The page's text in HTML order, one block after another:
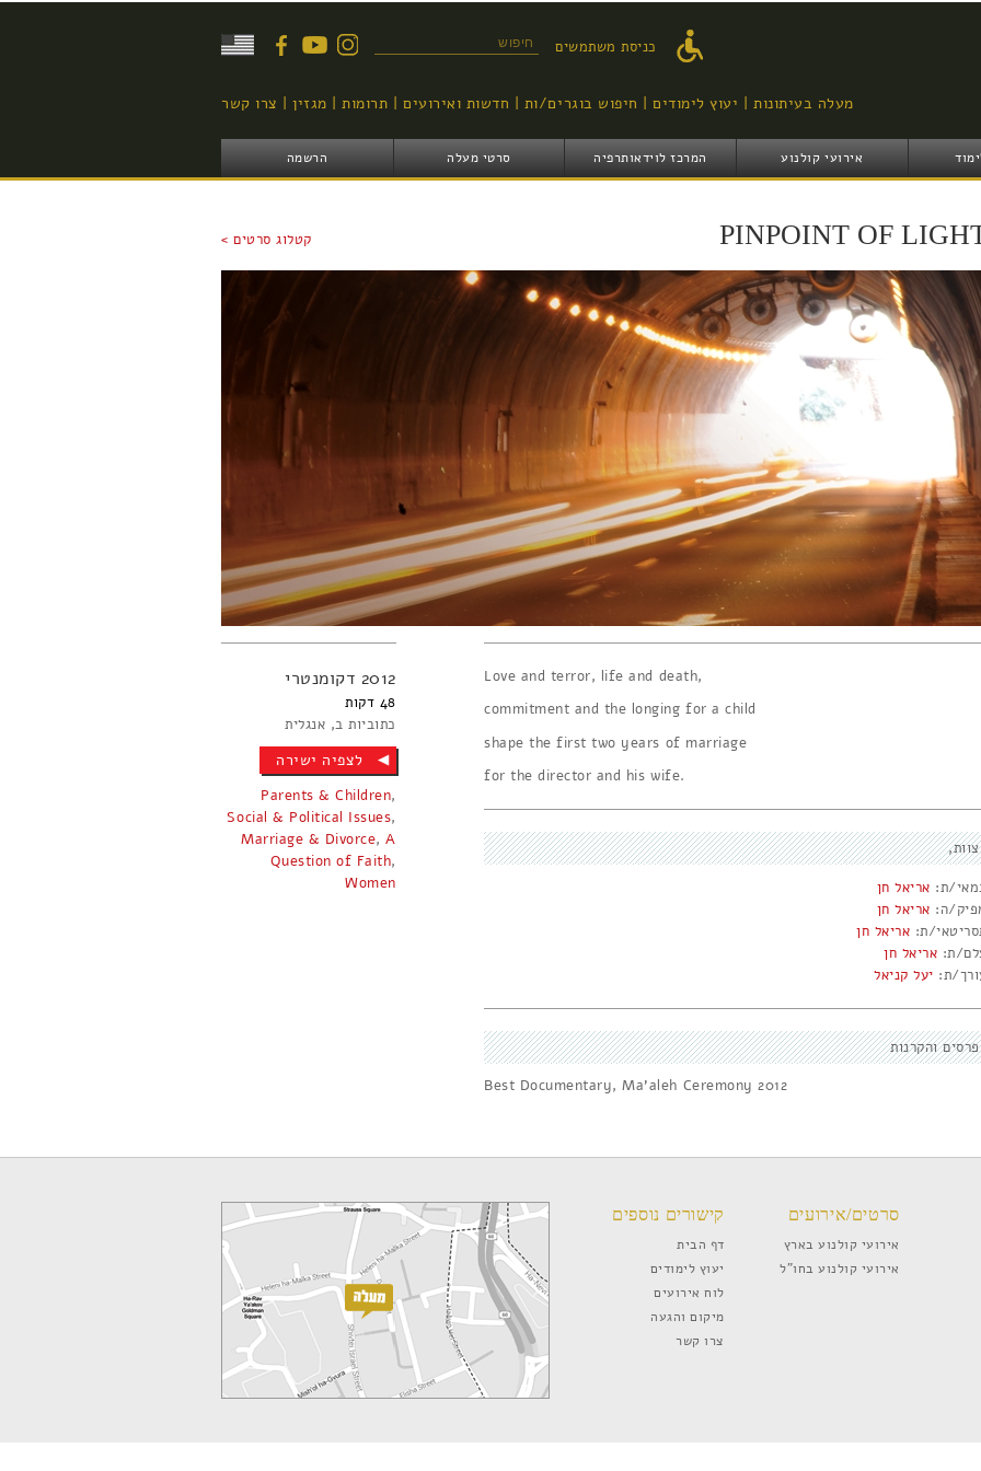
העיקרי
טופס חיפוש כניסת משתמשים
מעלה בעיתונות יעוץ לימודים חיפוש בוגרים/ות חדשות ואירועים תרומות מגזין צרו קשר
אירועי קולנוע המרכז לוידאותרפיה סרטי מעלה הרשמה
PINPOINT OF קטלוג סרטים >
Love and terror, life and death,
commitment and the longing for a child
shape the first two years of marriage
for the director and his wife.
צוות
ת: אריאל חן
ה: אריאל חן
ת: אריאל חן
ת: אריאל חן
ת: יעל קניאל
פרסים והקרנות
Best Documentary, Ma'aleh Ceremony 2012
2012 דקומנטרי
48
כתוביות ב אנגלית
לצפיה ישירה
Parents & Children,
Social & Political Issues,
Marriage & Divorce,A
Question of Faith,
Women
סרטים/אירועים
אירועי קולנוע בארץ
אירועי קולנוע בחו”ל
קישורים נוספים
דף הבית
יעוץ לימודים
לוח אירועים
מיקום והגעה
צרו קשר